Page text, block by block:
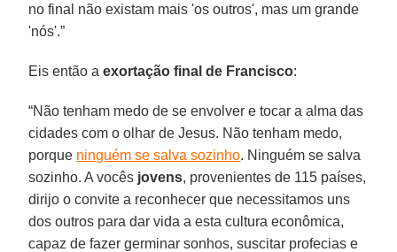
no final não existam mais 'os outros', mas um grande
'nós'.”
Eis então aexortação final de Francisco:
“Não tenham medo de se envolver e tocar a alma das
cidades com o olhar de Jesus. Não tenham medo,
porque ninguém se salva sozinho. Ninguém se salva
sozinho. A vocês jovens, provenientes de 115 países,
dirijo o convite a reconhecer que necessitamos uns
dos outros para dar vida a esta cultura econômica,
capaz de fazer germinar sonhos, suscitar profecias e